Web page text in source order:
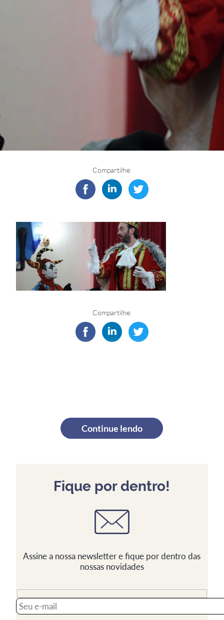
Compartilhe:
Compartilhe:
Continue lendo
Fique por dentro!
Assine a nossa newsletter e fique por dentro das
nossas novidades